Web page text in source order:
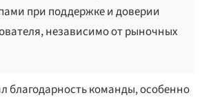
при поддержке и доверии
независимо от рыночных
благодарность команды, особенно